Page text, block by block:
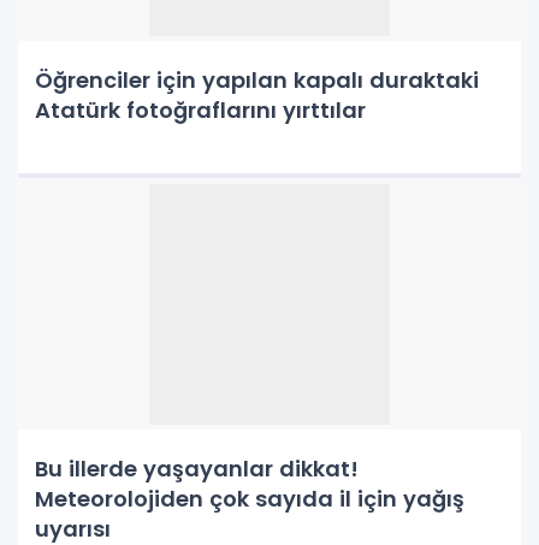
Öğrenciler için yapılan kapalı duraktaki
Atatürk fotoğraflarını yırttılar
Bu illerde yaşayanlar dikkat!
Meteorolojiden çok sayıda il için yağış
uyarısı